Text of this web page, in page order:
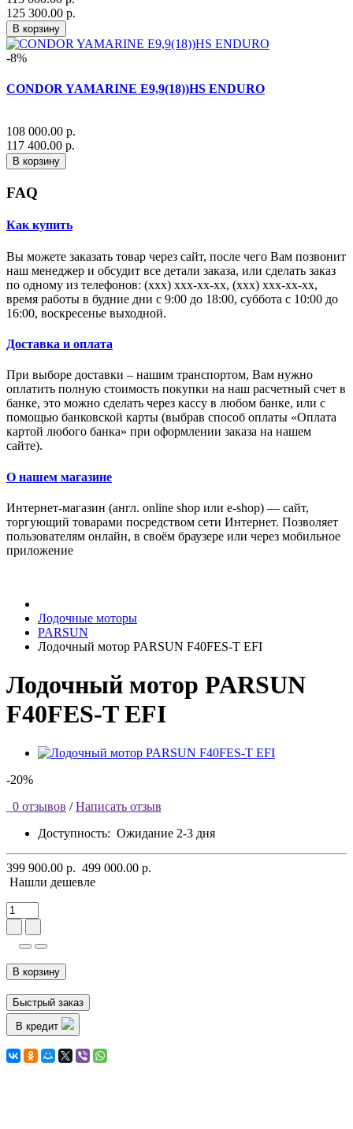
125 300.00 р.
В корзину
-8%
CONDOR YAMARINE E9,9(18))HS ENDURO
108 000.00 р.
117 400.00 р.
В корзину
FAQ
Как купить
Вы можете заказать товар через сайт, после чего Вам позвонит
наш менеджер и обсудит все детали заказа, или сделать заказ
по одному из телефонов: (xxx) xxx-xx-xx, (xxx) xxx-xx-xx,
время работы в будние дни с 9:00 до 18:00, суббота с 10:00 до
16:00, воскресенье выходной.
Доставка и оплата
При выборе доставки – нашим транспортом, Вам нужно
оплатить полную стоимость покупки на наш расчетный счет в
банке, это можно сделать через кассу в любом банке, или с
помощью банковской карты (выбрав способ оплаты «Оплата
картой любого банка» при оформлении заказа на нашем
сайте).
О нашем магазине
Интернет-магазин (англ. online shop или e-shop) — сайт,
торгующий товарами посредством сети Интернет. Позволяет
пользователям онлайн, в своём браузере или через мобильное
приложение
Лодочные моторы
PARSUN
Лодочный мотор PARSUN F40FES-T EFI
Лодочный мотор PARSUN
F40FES-T EFI
-20%
0 отзывов / Написать отзыв
Доступность: Ожидание 2-3 дня
399 900.00 р. 499 000.00 р.
Нашли дешевле
В корзину
Быстрый заказ
В кредит